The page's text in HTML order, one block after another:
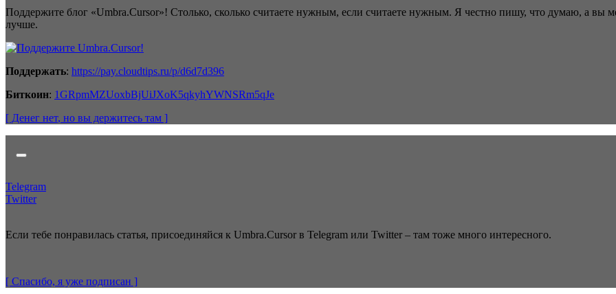
Поддержите блог «Umbra.Cursor»! Столько, сколько считаете нужным, если считаете нужным. Я честно пишу, что думаю, а вы
лучше.
Поддержать: https://pay.cloudtips.ru/p/d6d7d396
Биткоин: 1GRpmMZUoxbBjUiJXoK5qkyhYWNSRm5qJe
[ Денег нет, но вы держитесь там ]
Telegram
Twitter
Если тебе понравилась статья, присоединяйся к Umbra.Cursor в Telegram или Twitter – там тоже много интересного.
[ Спасибо, я уже подписан ]